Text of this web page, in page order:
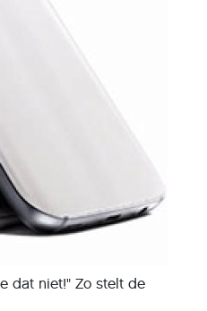
dat niet!" Zo stelt de